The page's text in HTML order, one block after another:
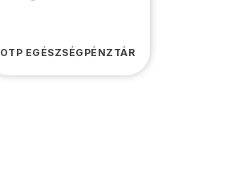
OTP EGÉSZSÉGPÉNZTÁR